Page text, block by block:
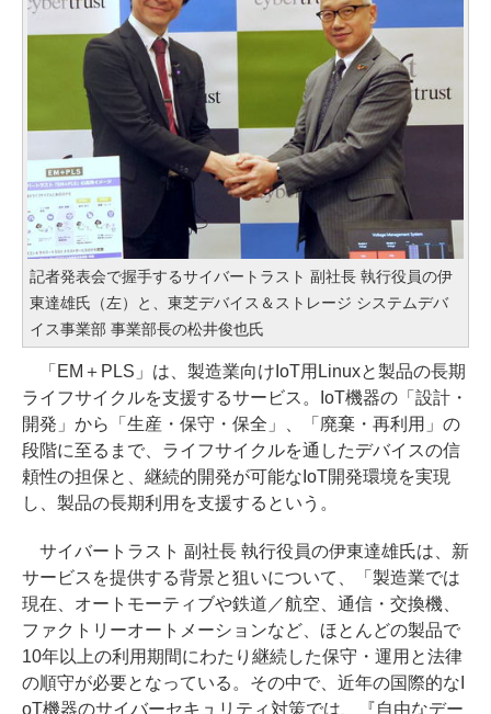
記者発表会で握手するサイバートラスト 副社長 執行役員の伊
東達雄氏（左）と、東芝デバイス＆ストレージ システムデバ
イス事業部 事業部長の松井俊也氏
「EM＋PLS」は、製造業向けIoT用Linuxと製品の長期
ライフサイクルを支援するサービス。IoT機器の「設計・
開発」から「生産・保守・保全」、「廃棄・再利用」の
段階に至るまで、ライフサイクルを通したデバイスの信
頼性の担保と、継続的開発が可能なIoT開発環境を実現
し、製品の長期利用を支援するという。
サイバートラスト 副社長 執行役員の伊東達雄氏は、新
サービスを提供する背景と狙いについて、「製造業では
現在、オートモーティブや鉄道／航空、通信・交換機、
ファクトリーオートメーションなど、ほとんどの製品で
10年以上の利用期間にわたり継続した保守・運用と法律
の順守が必要となっている。その中で、近年の国際的なI
oT機器のサイバーセキュリティ対策では、『自由なデー